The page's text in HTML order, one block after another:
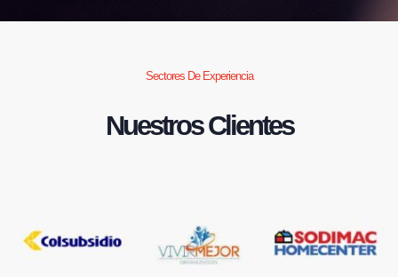
Sectores De Experiencia
Nuestros Clientes